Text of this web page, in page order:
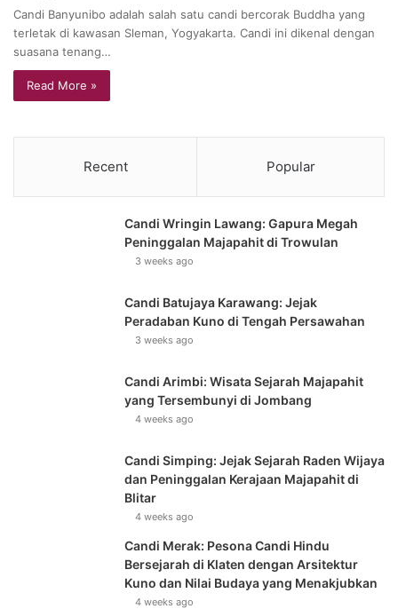
Candi Banyunibo adalah salah satu candi bercorak Buddha yang
terletak di kawasan Sleman, Yogyakarta. Candi ini dikenal dengan
suasana tenang…
Read More »
Recent Popular
Candi Wringin Lawang: Gapura Megah
Peninggalan Majapahit di Trowulan
3 weeks ago
Candi Batujaya Karawang: Jejak
Peradaban Kuno di Tengah Persawahan
3 weeks ago
Candi Arimbi: Wisata Sejarah Majapahit
yang Tersembunyi di Jombang
4 weeks ago
Candi Simping: Jejak Sejarah Raden Wijaya
dan Peninggalan Kerajaan Majapahit di
Blitar
4 weeks ago
Candi Merak: Pesona Candi Hindu
Bersejarah di Klaten dengan Arsitektur
Kuno dan Nilai Budaya yang Menakjubkan
4 weeks ago